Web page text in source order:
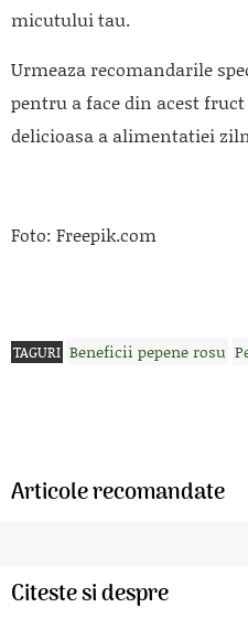
micutului tau.
Urmeaza recomandarile
pentru a face din acest
delicioasa a alimentatiei
Foto: Freepik.com
TAGURI Beneficii pepene rosu
Articole recomandate
Citeste si despre